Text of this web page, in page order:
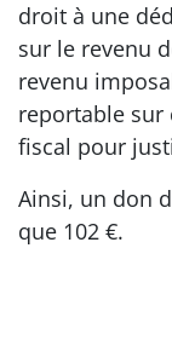
droit à une
sur le revenu
revenu
reportable sur
fiscal pour
Ainsi, un don
que 102 €.